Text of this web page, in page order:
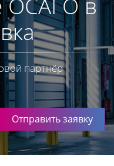
партнёр
Отправить заявку